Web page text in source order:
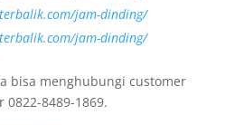
jam-dinding/
jam-dinding/
bisa menghubungi customer
8489-1869.